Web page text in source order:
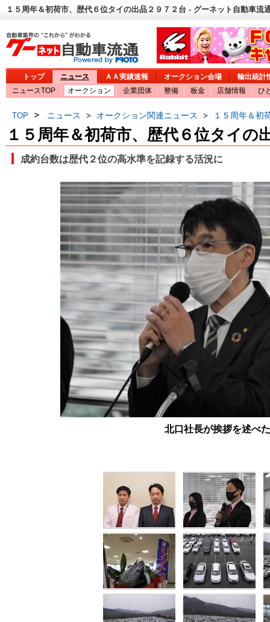
１５周年＆初荷市、歴代６位タイの出品２９７２台 - グーネット自動車流
トップ ニュース ＡＡ実績速報 オークション会場
輸出統計
ニュースTOP
オークション 企業団体 整備 板金 店舗情報 ひ
TOP > ニュース > オークション関連ニュース > １５周年＆初
１５周年＆初荷市、歴代６位タイの
成約台数は歴代２位の高水準を記録する活況に
北口社長が挨拶を述べた